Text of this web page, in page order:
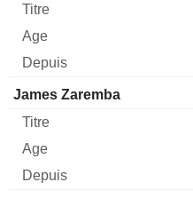
James Zaremba